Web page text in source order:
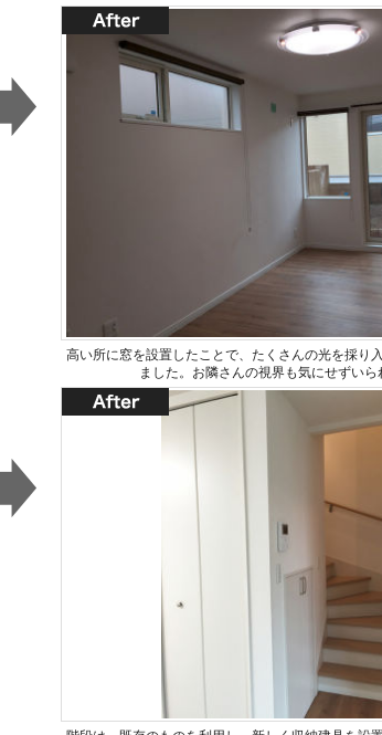
高い所に窓を設置したことで、たくさんの光を採り
ました。お隣さんの視界も気にせずいら